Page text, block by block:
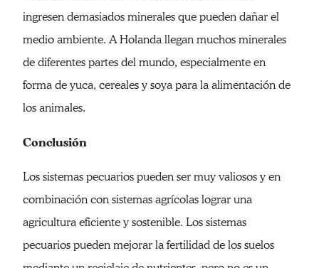
ingresen demasiados minerales que pueden dañar el
medio ambiente. A Holanda llegan muchos minerales
de diferentes partes del mundo, especialmente en
forma de yuca, cereales y soya para la alimentación de
los animales.
Conclusión
Los sistemas pecuarios pueden ser muy valiosos y en
combinación con sistemas agrícolas lograr una
agricultura eficiente y sostenible. Los sistemas
pecuarios pueden mejorar la fertilidad de los suelos